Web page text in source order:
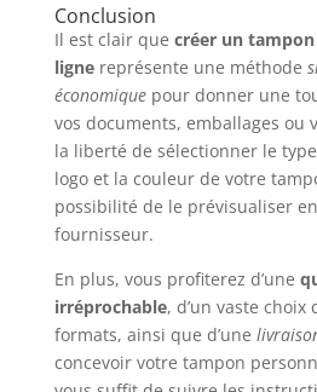
Conclusion
Il est clair que créer un
lignereprésente une méthode
économiquepour donner une
vos documents, emballages ou
la liberté de sélectionner le
logo et la couleur de votre
possibilité de le prévisualiser
fournisseur.
En plus, vous profiterez d’une
irréprochable, d’un vaste choix
formats, ainsi que d’une
concevoir votre tampon